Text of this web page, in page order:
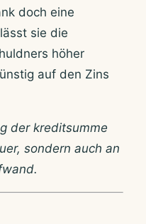
doch eine
sie die
höher
auf den Zins
der kreditsumme
sondern auch an